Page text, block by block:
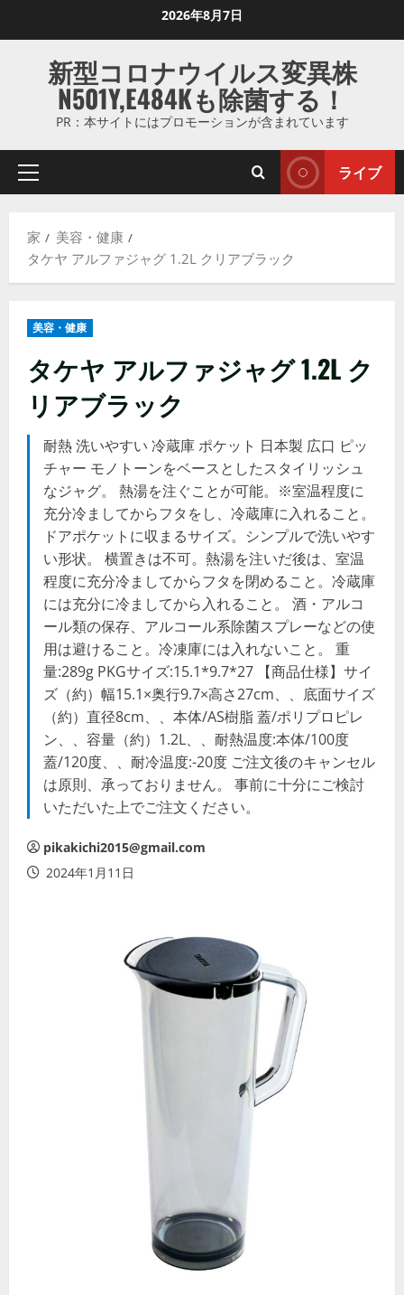
ス
ッ
す
2026年8月7日
新型コロナウイルス変異株
N501Y,E484Kも除菌する！
PR：本サイトにはプロモーションが含まれています
プ
マ
リ
ュ
ー
ライブ
家
美容・健康
タケヤ アルファジャグ 1.2L クリアブラック
美容・健康
タケヤ アルファジャグ 1.2L ク
リアブラック
耐熱 洗いやすい 冷蔵庫 ポケット 日本製 広口 ピッ
チャー モノトーンをベースとしたスタイリッシュ
なジャグ。 熱湯を注ぐことが可能。※室温程度に
充分冷ましてからフタをし、冷蔵庫に入れること。
ドアポケットに収まるサイズ。シンプルで洗いやす
い形状。 横置きは不可。熱湯を注いだ後は、室温
程度に充分冷ましてからフタを閉めること。冷蔵庫
には充分に冷ましてから入れること。 酒・アルコ
ール類の保存、アルコール系除菌スプレーなどの使
用は避けること。冷凍庫には入れないこと。 重
量:289g PKGサイズ:15.1*9.7*27 【商品仕様】サイ
ズ（約）幅15.1×奥行9.7×高さ27cm、、底面サイズ
（約）直径8cm、、本体/AS樹脂 蓋/ポリプロピレ
ン、、容量（約）1.2L、、耐熱温度:本体/100度
蓋/120度、、耐冷温度:-20度 ご注文後のキャンセル
は原則、承っておりません。 事前に十分にご検討
いただいた上でご注文ください。
pikakichi2015@gmail.com
2024年1月11日